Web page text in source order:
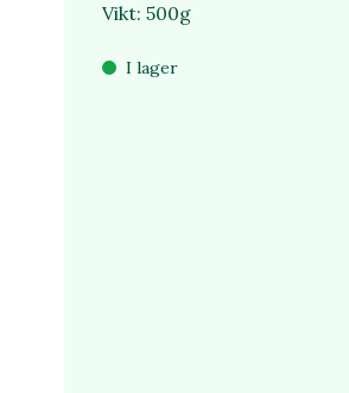
Vikt: 500g
I lager